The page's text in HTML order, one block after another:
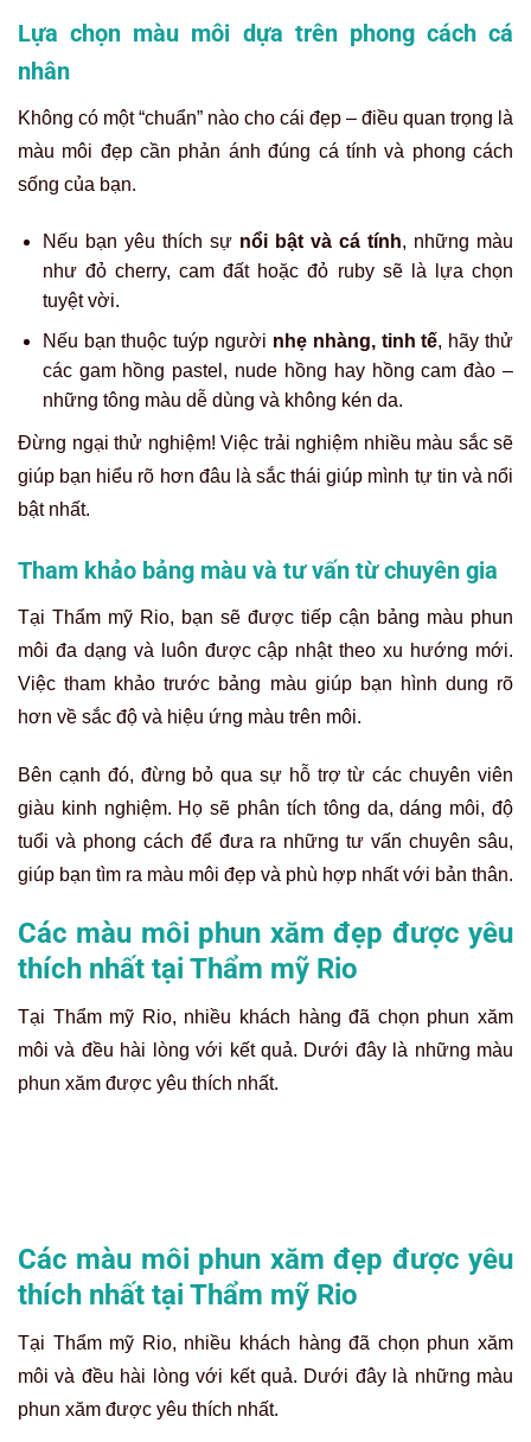
Lựa chọn màu môi dựa trên phong cách cá
nhân
Không có một “chuẩn” nào cho cái đẹp – điều quan trọng là
màu môi đẹp cần phản ánh đúng cá tính và phong cách
sống của bạn.
Nếu bạn yêu thích sự nổi bật và cá tính, những màu
như đỏ cherry, cam đất hoặc đỏ ruby sẽ là lựa chọn
tuyệt vời.
Nếu bạn thuộc tuýp người nhẹ nhàng, tinh tế, hãy thử
các gam hồng pastel, nude hồng hay hồng cam đào –
những tông màu dễ dùng và không kén da.
Đừng ngại thử nghiệm! Việc trải nghiệm nhiều màu sắc sẽ
giúp bạn hiểu rõ hơn đâu là sắc thái giúp mình tự tin và nổi
bật nhất.
Tham khảo bảng màu và tư vấn từ chuyên gia
Tại Thẩm mỹ Rio, bạn sẽ được tiếp cận bảng màu phun
môi đa dạng và luôn được cập nhật theo xu hướng mới.
Việc tham khảo trước bảng màu giúp bạn hình dung rõ
hơn về sắc độ và hiệu ứng màu trên môi.
Bên cạnh đó, đừng bỏ qua sự hỗ trợ từ các chuyên viên
giàu kinh nghiệm. Họ sẽ phân tích tông da, dáng môi, độ
tuổi và phong cách để đưa ra những tư vấn chuyên sâu,
giúp bạn tìm ra màu môi đẹp và phù hợp nhất với bản thân.
Các màu môi phun xăm đẹp được yêu
thích nhất tại Thẩm mỹ Rio
Tại Thẩm mỹ Rio, nhiều khách hàng đã chọn phun xăm
môi và đều hài lòng với kết quả. Dưới đây là những màu
phun xăm được yêu thích nhất.
Các màu môi phun xăm đẹp được yêu
thích nhất tại Thẩm mỹ Rio
Tại Thẩm mỹ Rio, nhiều khách hàng đã chọn phun xăm
môi và đều hài lòng với kết quả. Dưới đây là những màu
phun xăm được yêu thích nhất.